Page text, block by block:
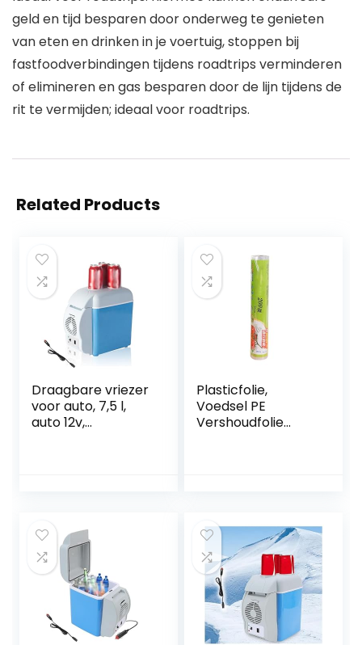
geld en tijd besparen door onderweg te genieten
van eten en drinken in je voertuig, stoppen bij
fastfoodverbindingen tijdens roadtrips verminderen
of elimineren en gas besparen door de lijn tijdens de
rit te vermijden; ideaal voor roadtrips.
Related Products
Draagbare vriezer
voor auto, 7,5 l,
auto 12v,
gebruikt om
dranken, snacks
op te slaan
Plasticfolie,
Voedsel PE
Vershoudfolie
Afslankfolie
Stretchfolie
Doorzichtige
Krimpfolie